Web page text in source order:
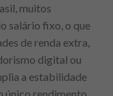
muitos
salário fixo, o que
de renda extra,
digital ou
a estabilidade